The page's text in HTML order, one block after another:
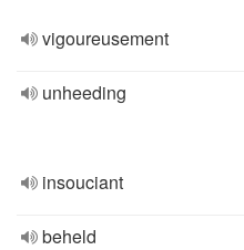
vigoureusement
unheeding
insouciant
beheld